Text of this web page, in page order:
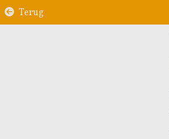
Terug